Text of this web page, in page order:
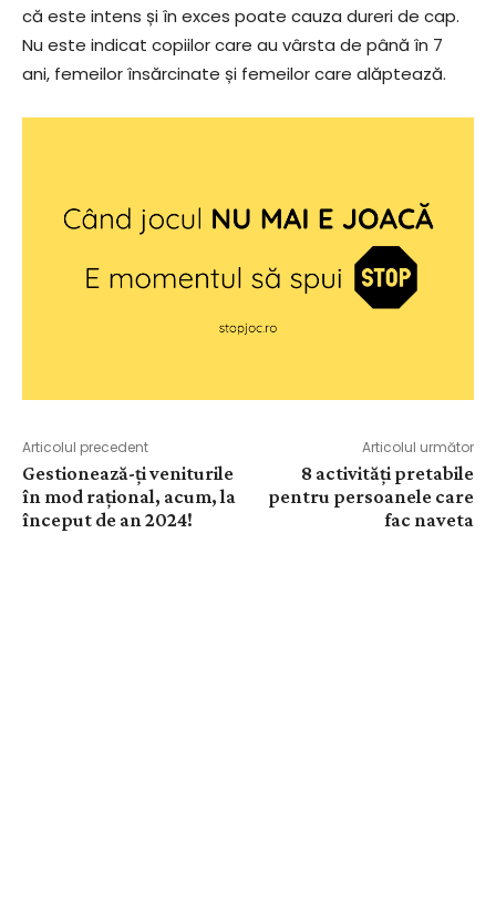
că este intens și în exces poate cauza dureri de cap.
Nu este indicat copiilor care au vârsta de până în 7
ani, femeilor însărcinate și femeilor care alăptează.
Articolul precedent
Gestionează-ți veniturile
în mod rațional, acum, la
început de an 2024!
Articolul următor
8 activități pretabile
pentru persoanele care
fac naveta